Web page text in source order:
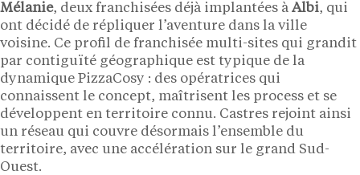
Mélanie, deux franchisées déjà implantées à Albi, qui
ont décidé de répliquer l’aventure dans la ville
voisine. Ce profil de franchisée multi-sites qui grandit
par contiguïté géographique est typique de la
dynamique PizzaCosy : des opératrices qui
connaissent le concept, maîtrisent les process et se
développent en territoire connu. Castres rejoint ainsi
un réseau qui couvre désormais l’ensemble du
territoire, avec une accélération sur le grand Sud-
Ouest.